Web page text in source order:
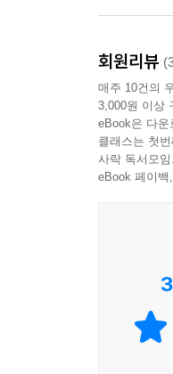
한 말 한마
루가 될 것
--- pp.149-
우리는 흔
살아가는
주님이 생
새로운 계절
회원리뷰
매주 10건의
3,000원 이상
eBook은 다
클래스는 첫
사락 독서모
eBook 페이
3